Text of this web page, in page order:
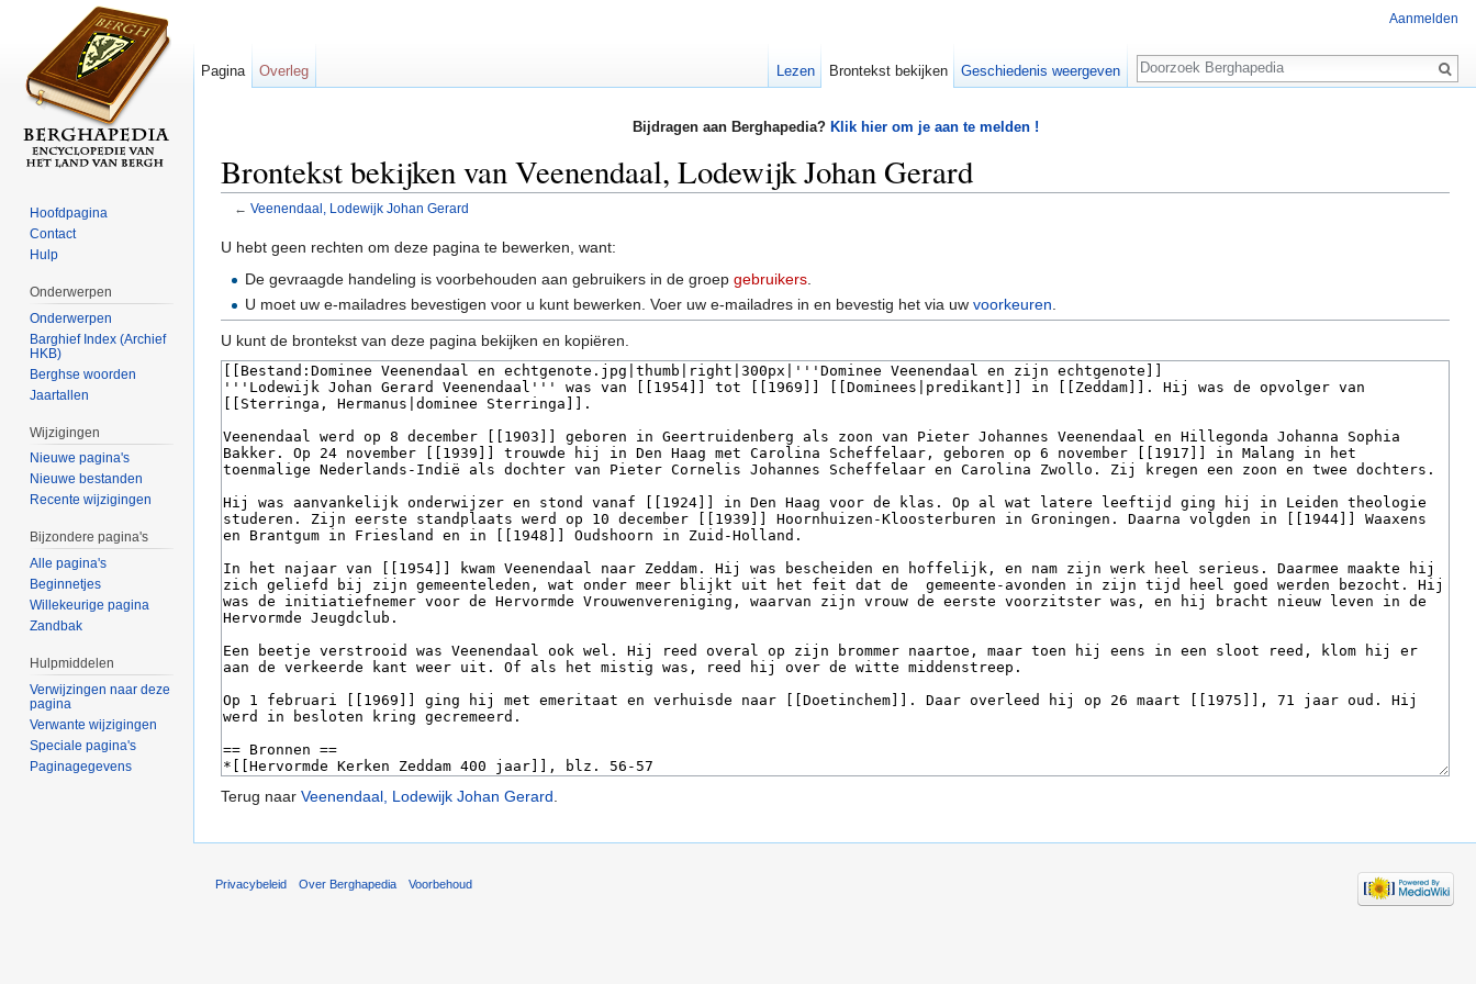
Bijdragen aan Berghapedia? Klik hier om je aan te melden !
Brontekst bekijken van Veenendaal, Lodewijk Johan Gerard
← Veenendaal, Lodewijk Johan Gerard
U hebt geen rechten om deze pagina te bewerken, want:
De gevraagde handeling is voorbehouden aan gebruikers in de groepgebruikers
U moet uw e-mailadres bevestigen voor u kunt bewerken. Voer uw e-mailadres in en bevestig het via uwvoorkeuren
U kunt de brontekst van deze pagina bekijken en kopiëren.
Terug naar Veenendaal, Lodewijk Johan Gerard.
Aanmelden
Pagina Overleg Lezen Brontekst bekijken Geschiedenis weergeven
Zoeken
Hoofdpagina
Contact
Hulp
Onderwerpen
Onderwerpen
Barghief Index (Archief
HKB)
Berghse woorden
Jaartallen
Wijzigingen
Nieuwe pagina's
Nieuwe bestanden
Recente wijzigingen
Bijzondere pagina's
Alle pagina's
Beginnetjes
Willekeurige pagina
Zandbak
Hulpmiddelen
Verwijzingen naar deze
pagina
Verwante wijzigingen
Speciale pagina's
Paginagegevens
Privacybeleid Over Berghapedia Voorbehoud